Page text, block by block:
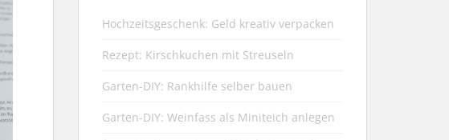
Hochzeitsgeschenk: Geld kreativ verpacken
Rezept: Kirschkuchen mit Streuseln
Garten-DIY: Rankhilfe selber bauen
Garten-DIY: Weinfass als Miniteich anlegen